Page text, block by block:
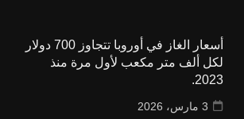
أسعار الغاز في أوروبا تتجاوز 700 دولار
لكل ألف متر مكعب لأول مرة منذ
2023.
3 مارس، 2026